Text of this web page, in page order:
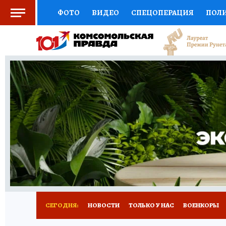
ФОТО ВИДЕО СПЕЦОПЕРАЦИЯ
СОЦПОДДЕРЖКА НАУКА СПОРТ
ВЫБОР ЭКСПЕРТОВ ДОКТОР
КНИЖНАЯ ПОЛКА ПРОГНОЗЫ НА СПОРТ
ПРЕСС-ЦЕНТР НЕДВИЖИМОСТЬ
РАДИО КП РЕКЛАМА ТЕСТЫ НОВОЕ
СЕГОДНЯ: НОВОСТИ ТОЛЬКО У НАС ВОЕНКОРЫ